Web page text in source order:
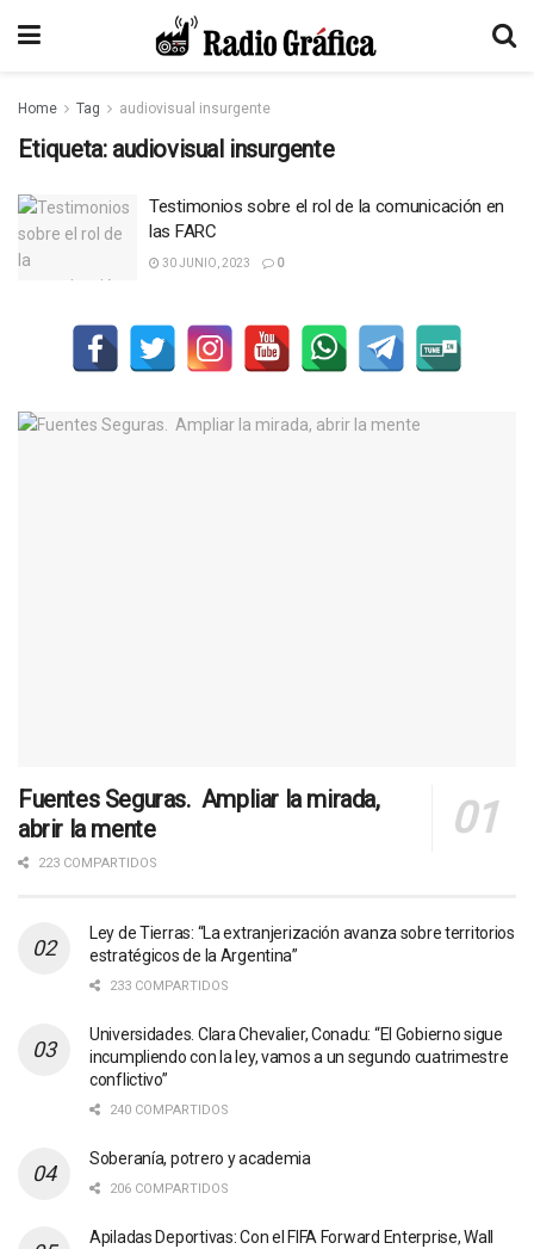
Home Tag audiovisual insurgente
Etiqueta: audiovisual insurgente
Testimonios sobre el rol de la comunicación en
las FARC
30 JUNIO, 2023 0
Fuentes Seguras. Ampliar la mirada,
abrir la mente
223 COMPARTIDOS
Ley de Tierras: “La extranjerización avanza sobre territorios
estratégicos de la Argentina”
233 COMPARTIDOS
Universidades. Clara Chevalier, Conadu: “El Gobierno sigue
incumpliendo con la ley, vamos a un segundo cuatrimestre
conflictivo”
240 COMPARTIDOS
Soberanía, potrero y academia
206 COMPARTIDOS
Apiladas Deportivas: Con el FIFA Forward Enterprise, Wall